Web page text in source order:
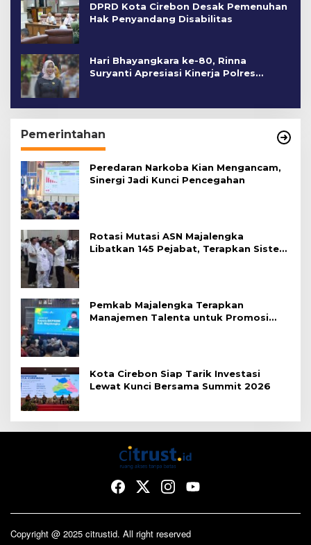
DPRD Kota Cirebon Desak Pemenuhan
Hak Penyandang Disabilitas
Hari Bhayangkara ke-80, Rinna
Suryanti Apresiasi Kinerja Polres
Pemerintahan
Peredaran Narkoba Kian Mengancam,
Sinergi Jadi Kunci Pencegahan
Rotasi Mutasi ASN Majalengka
Libatkan 145 Pejabat, Terapkan Sistem
Pemkab Majalengka Terapkan
Manajemen Talenta untuk Promosi
Kota Cirebon Siap Tarik Investasi
Lewat Kunci Bersama Summit 2026
Copyright @ 2025 citrustid. All right reserved